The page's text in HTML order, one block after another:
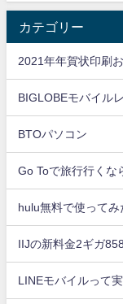
カテゴリー
2021年年賀状印刷
BIGLOBEモバイル
BTOパソコン
Go Toで旅行行くな
hulu無料で使ってみ
IIJの新料金2ギガ
LINEモバイルって